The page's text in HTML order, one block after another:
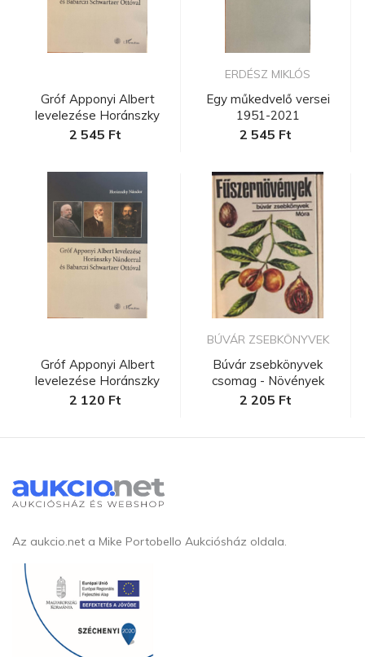
Gróf Apponyi Albert
levelezése Horánszky
Nándorra...
2 545 Ft
Gróf Apponyi Albert
levelezése Horánszky
Nándorra...
2 120 Ft
ERDÉSZ MIKLÓS
Egy műkedvelő versei
1951-2021
2 545 Ft
BÚVÁR ZSEBKÖNYVEK
Búvár zsebkönyvek
csomag - Növények
2 205 Ft
Az aukcio.net a Mike Portobello Aukciósház oldala.